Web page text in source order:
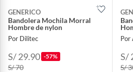
GENERICO
Bandolera Mochila Morral
Hombre de nylon
Por Dilitec
S/ 29.90 -57%
S/ 70
Por
S/
S/